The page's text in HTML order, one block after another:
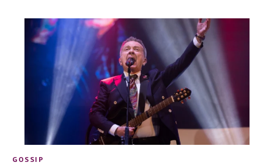
GOSSIP